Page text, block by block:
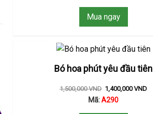
Mua ngay
Bó hoa phút yêu đầu tiên
1,500,000VND 1,400,000VND
Mã:A290